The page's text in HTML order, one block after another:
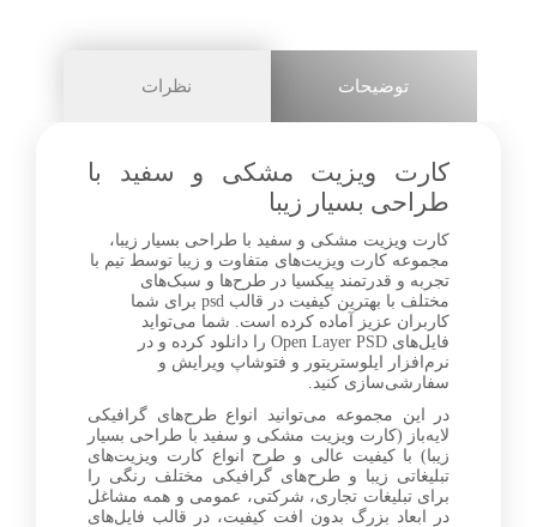
1+
توضیحات نظرات
کارت ویزیت مشکی و سفید با
طراحی بسیار زیبا
کارت ویزیت مشکی و سفید با طراحی بسیار زیبا،
مجموعه کارت ویزیت‌های متفاوت و زیبا توسط تیم با
تجربه و قدرتمند پیکسیا در طرح‌ها و سبک‌های
مختلف با بهترین کیفیت در قالب psd برای شما
کاربران عزیز آماده کرده است. شما می‌تواید
فایل‌های Open Layer PSD را دانلود کرده و در
نرم‌افزار ایلوستریتور و فتوشاپ ویرایش و
سفارشی‌سازی کنید.
در این مجموعه می‌توانید انواع طرح‌های گرافیکی
لایه‌باز (کارت ویزیت مشکی و سفید با طراحی بسیار
زیبا) با کیفیت عالی و طرح انواع کارت ویزیت‌های
تبلیغاتی زیبا و طرح‌های گرافیکی مختلف رنگی را
برای تبلیغات تجاری، شرکتی، عمومی و همه مشاغل
در ابعاد بزرگ بدون افت کیفیت، در قالب فایل‌های